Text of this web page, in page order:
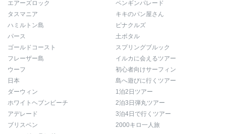
エアーズロック
タスマニア
ハミルトン島
パース
ゴールドコースト
フレーザー島
ウーフ
日本
ダーウィン
ホワイトヘブンビーチ
アデレード
ブリスベン
ペンギンパレード
キキのパン屋さん
ピナクルズ
土ボタル
スプリングブルック
イルカに会えるツアー
初心者向けサーフィン
島へ遊びに行くツアー
1泊2日ツアー
2泊3日弾丸ツアー
3泊4日で行くツアー
2000キロ一人旅